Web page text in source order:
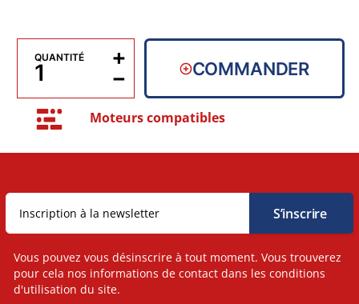
QUANTITÉ
−
+ COMMANDER
Moteurs compatibles
Vous pouvez vous désinscrire à tout moment. Vous trouverez
pour cela nos informations de contact dans les conditions
d'utilisation du site.